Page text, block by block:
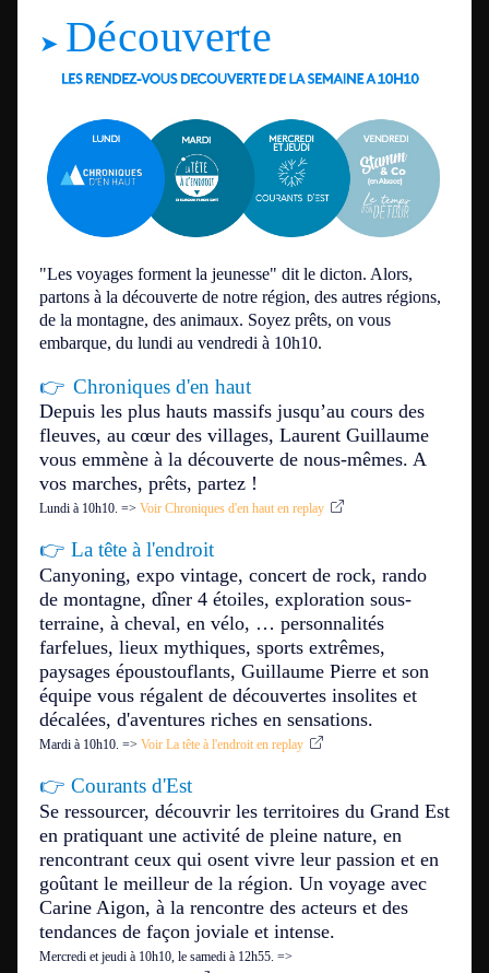
➤ Découverte
"Les voyages forment la jeunesse" dit le dicton. Alors,
partons à la découverte de notre région, des autres régions,
de la montagne, des animaux. Soyez prêts, on vous
embarque, du lundi au vendredi à 10h10.
👉 Chroniques d'en haut
Depuis les plus hauts massifs jusqu’au cours des
fleuves, au cœur des villages, Laurent Guillaume
vous emmène à la découverte de nous-mêmes. A
vos marches, prêts, partez !
Lundi à 10h10. => Voir Chroniques d'en haut en replay
👉 La tête à l'endroit
Canyoning, expo vintage, concert de rock, rando
de montagne, dîner 4 étoiles, exploration sous-
terraine, à cheval, en vélo, … personnalités
farfelues, lieux mythiques, sports extrêmes,
paysages époustouflants, Guillaume Pierre et son
équipe vous régalent de découvertes insolites et
décalées, d'aventures riches en sensations.
Mardi à 10h10. => Voir La tête à l'endroit en replay
👉 Courants d'Est
Se ressourcer, découvrir les territoires du Grand Est
en pratiquant une activité de pleine nature, en
rencontrant ceux qui osent vivre leur passion et en
goûtant le meilleur de la région. Un voyage avec
Carine Aigon, à la rencontre des acteurs et des
tendances de façon joviale et intense.
Mercredi et jeudi à 10h10, le samedi à 12h55. =>